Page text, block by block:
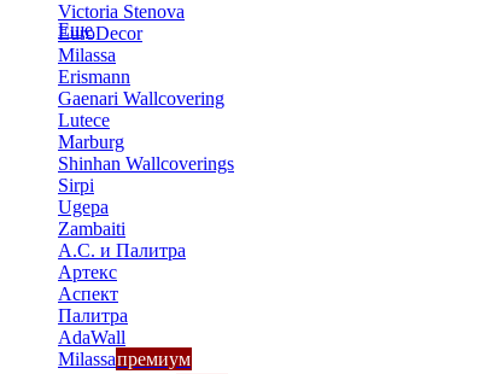
Victoria Stenova
EuroDecor
Milassa
Erismann
Gaenari Wallcovering
Lutece
Marburg
Shinhan Wallcoverings
Sirpi
Ugepa
Zambaiti
А.С. и Палитра
Артекс
Аспект
Палитра
AdaWall
Milassaпремиум
Еще